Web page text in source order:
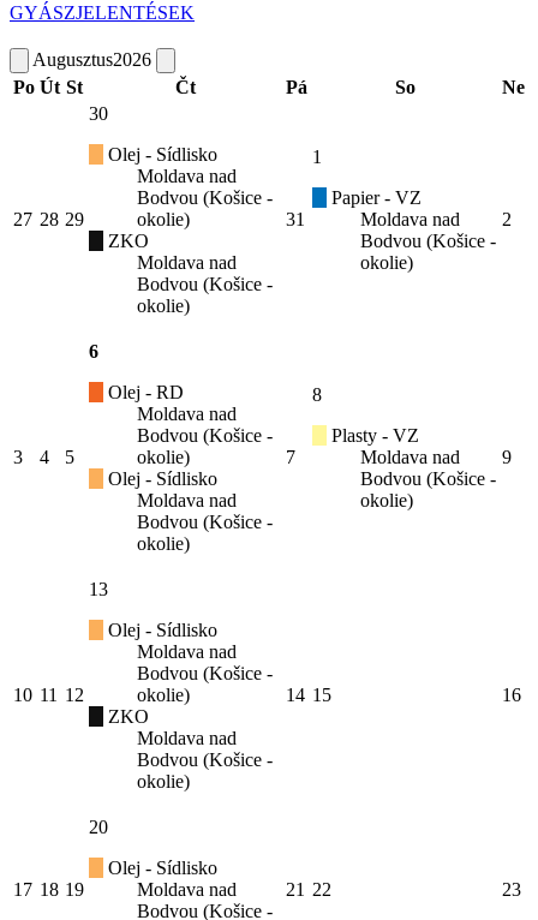
GYÁSZJELENTÉSEK
Augusztus2026
Po Út St Čt Pá So Ne
27 28 29
30
Olej - Sídlisko
Moldava nad
Bodvou (Košice -
okolie)
ZKO
Moldava nad
Bodvou (Košice -
okolie)
31
1
Papier - VZ
Moldava nad
Bodvou (Košice -
okolie)
2
3 4 5
6
Olej - RD
Moldava nad
Bodvou (Košice -
okolie)
Olej - Sídlisko
Moldava nad
Bodvou (Košice -
okolie)
7
8
Plasty - VZ
Moldava nad
Bodvou (Košice -
okolie)
9
10 11 12
13
Olej - Sídlisko
Moldava nad
Bodvou (Košice -
okolie)
ZKO
Moldava nad
Bodvou (Košice -
okolie)
14 15 16
17 18 19
20
Olej - Sídlisko
Moldava nad
Bodvou (Košice -
21 22 23